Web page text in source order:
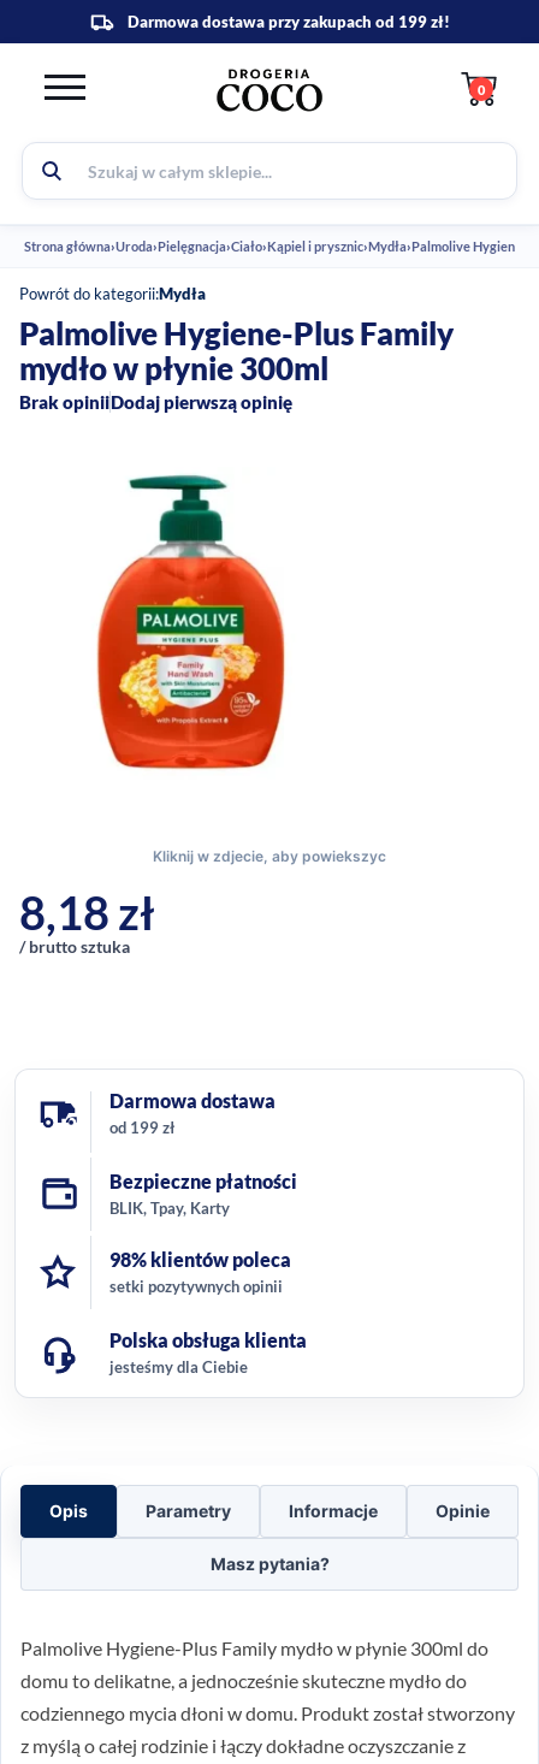
0
Strona główna›Uroda›Pielęgnacja›Ciało›Kąpiel i prysznic›Mydła›Palmolive Hygiene-
Powrót do kategorii:Mydła
Palmolive Hygiene-Plus Family
mydło w płynie 300ml
Brak opiniiDodaj pierwszą opinię
8,18zł
/ brutto sztuka
Darmowa dostawa
od 199 zł
Bezpieczne płatności
BLIK, Tpay, Karty
98% klientów poleca
setki pozytywnych opinii
Polska obsługa klienta
jesteśmy dla Ciebie
Opis Parametry Informacje Opinie
Masz pytania?
Palmolive Hygiene-Plus Family mydło w płynie 300ml do
domu to delikatne, a jednocześnie skuteczne mydło do
codziennego mycia dłoni w domu. Produkt został stworzony
z myślą o całej rodzinie i łączy dokładne oczyszczanie z